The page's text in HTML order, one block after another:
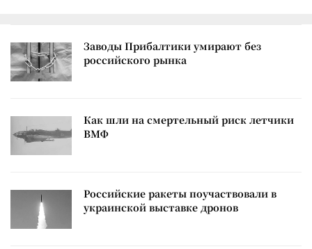
Заводы Прибалтики умирают без
российского рынка
Как шли на смертельный риск летчики
ВМФ
Российские ракеты поучаствовали в
украинской выставке дронов